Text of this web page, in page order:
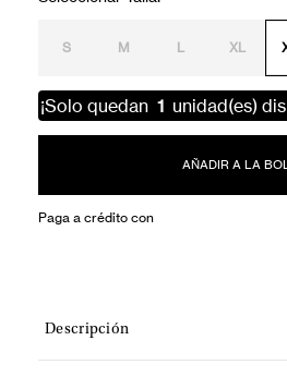
S M L XL
¡Solo quedan 1 unidad(es)
AÑADIR A LA
Paga a crédito con
Descripción